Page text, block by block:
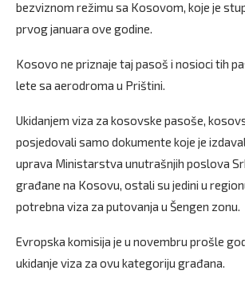
bezviznom režimu sa Kosovom, koje je
prvog januara ove godine.
Kosovo ne priznaje taj pasoš i nosioci tih
lete sa aerodroma u Prištini.
Ukidanjem viza za kosovske pasoše,
posjedovali samo dokumente koje je
uprava Ministarstva unutrašnjih poslova
građane na Kosovu, ostali su jedini u
potrebna viza za putovanja u Šengen zonu.
Evropska komisija je u novembru prošle
ukidanje viza za ovu kategoriju građana.